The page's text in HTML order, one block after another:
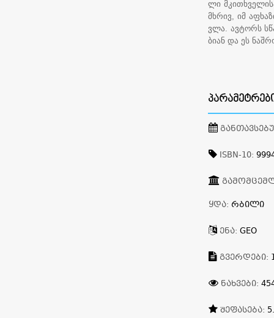
ლი
მხრივ, იმ
ვლა. ავტორს
ბიან და ეს
ISBN-10:
ᲧᲓᲐ: ᲠᲑᲘᲚᲘ
ᲔᲜᲐ: GEO
ᲒᲕᲔᲠᲓᲔᲑᲘ:
ᲜᲐᲮᲕᲔᲑᲘ:
ᲨᲔᲤᲐᲡᲔᲑᲐ: